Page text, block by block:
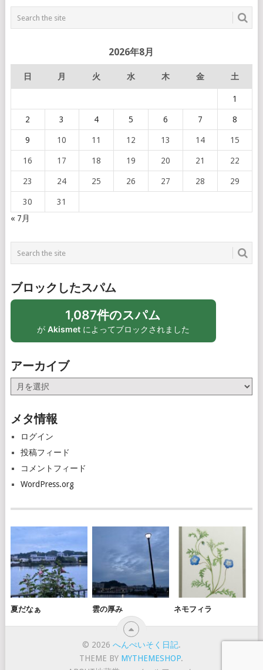
2026年8月
日 月 火 水 木 金 土
1
2 3 4 5 6 7 8
9 10 11 12 13 14 15
16 17 18 19 20 21 22
23 24 25 26 27 28 29
30
31
« 7月
ブロックしたスパム
1,087件のスパム
が Akismetによってブロックされました
アーカイブ
ー
イ
メタ情報
ログイン
投稿フィード
コメントフィード
WordPress.org
夏だなぁ 雲の厚み ネモフィラ
© 2026 へんぺいそく日記.
THEME BY MYTHEMESHOP.